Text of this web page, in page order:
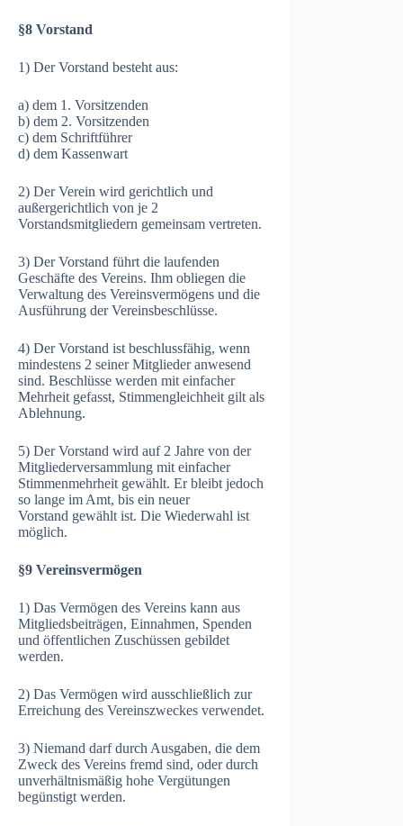
§8 Vorstand
1) Der Vorstand besteht aus:
a) dem 1. Vorsitzenden
b) dem 2. Vorsitzenden
c) dem Schriftführer
d) dem Kassenwart
2) Der Verein wird gerichtlich und
außergerichtlich von je 2
Vorstandsmitgliedern gemeinsam vertreten.
3) Der Vorstand führt die laufenden
Geschäfte des Vereins. Ihm obliegen die
Verwaltung des Vereinsvermögens und die
Ausführung der Vereinsbeschlüsse.
4) Der Vorstand ist beschlussfähig, wenn
mindestens 2 seiner Mitglieder anwesend
sind. Beschlüsse werden mit einfacher
Mehrheit gefasst, Stimmengleichheit gilt als
Ablehnung.
5) Der Vorstand wird auf 2 Jahre von der
Mitgliederversammlung mit einfacher
Stimmenmehrheit gewählt. Er bleibt jedoch
so lange im Amt, bis ein neuer
Vorstand gewählt ist. Die Wiederwahl ist
möglich.
§9 Vereinsvermögen
1) Das Vermögen des Vereins kann aus
Mitgliedsbeiträgen, Einnahmen, Spenden
und öffentlichen Zuschüssen gebildet
werden.
2) Das Vermögen wird ausschließlich zur
Erreichung des Vereinszweckes verwendet.
3) Niemand darf durch Ausgaben, die dem
Zweck des Vereins fremd sind, oder durch
unverhältnismäßig hohe Vergütungen
begünstigt werden.